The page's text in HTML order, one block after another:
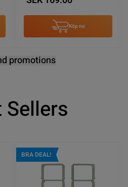
Köp nu
promotions
Sellers
BRA DEAL!